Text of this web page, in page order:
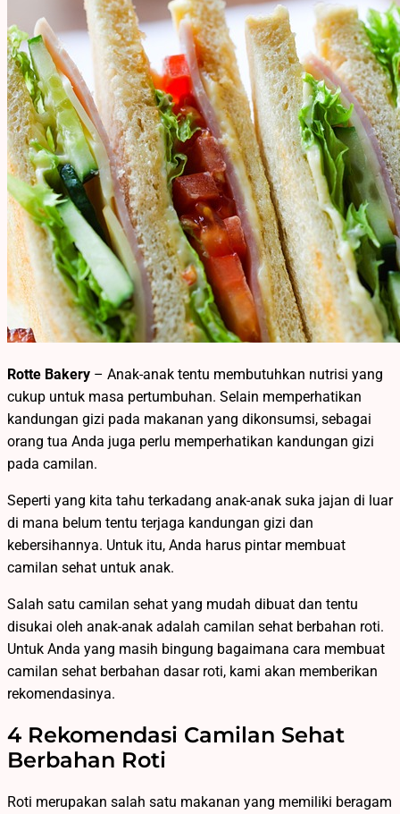
Rotte Bakery – Anak-anak tentu membutuhkan nutrisi yang
cukup untuk masa pertumbuhan. Selain memperhatikan
kandungan gizi pada makanan yang dikonsumsi, sebagai
orang tua Anda juga perlu memperhatikan kandungan gizi
pada camilan.
Seperti yang kita tahu terkadang anak-anak suka jajan di luar
di mana belum tentu terjaga kandungan gizi dan
kebersihannya. Untuk itu, Anda harus pintar membuat
camilan sehat untuk anak.
Salah satu camilan sehat yang mudah dibuat dan tentu
disukai oleh anak-anak adalah camilan sehat berbahan roti.
Untuk Anda yang masih bingung bagaimana cara membuat
camilan sehat berbahan dasar roti, kami akan memberikan
rekomendasinya.
4 Rekomendasi Camilan Sehat
Berbahan Roti
Roti merupakan salah satu makanan yang memiliki beragam